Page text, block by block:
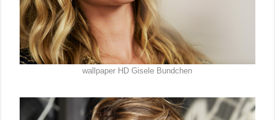
wallpaper HD Gisele Bundchen